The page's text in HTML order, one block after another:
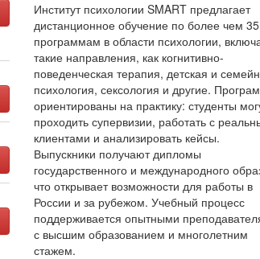
Институт психологии SMART предлагает
дистанционное обучение по более чем 35
программам в области психологии,
такие направления, как когнитивно-
поведенческая терапия, детская и
психология, сексология и другие.
ориентированы на практику: студенты
проходить супервизии, работать с
клиентами и анализировать кейсы.
Выпускники получают дипломы
государственного и международного
что открывает возможности для работы в
России и за рубежом. Учебный процесс
поддерживается опытными
с высшим образованием и многолетним
стажем.